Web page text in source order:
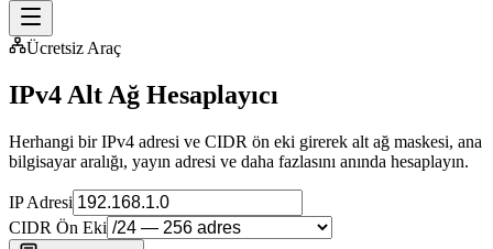
Ücretsiz Araç
IPv4 Alt Ağ Hesaplayıcı
Herhangi bir IPv4 adresi ve CIDR ön eki girerek alt ağ maskesi, ana
bilgisayar aralığı, yayın adresi ve daha fazlasını anında hesaplayın.
IP Adresi
CIDR Ön Eki